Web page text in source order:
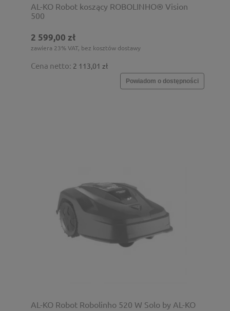
AL-KO Robot koszący ROBOLINHO® Vision
500
2 599,00 zł
zawiera 23% VAT, bez kosztów dostawy
Cena netto: 2 113,01 zł
Powiadom o dostępności
AL-KO Robot Robolinho 520 W Solo by AL-KO